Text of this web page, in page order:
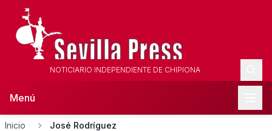
NOTICIARIO INDEPENDIENTE DE CHIPIONA
Menú
Inicio José Rodríguez